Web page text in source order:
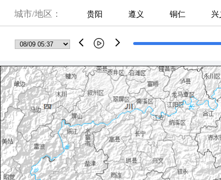
城市/地区： 贵阳 遵义 铜仁 兴